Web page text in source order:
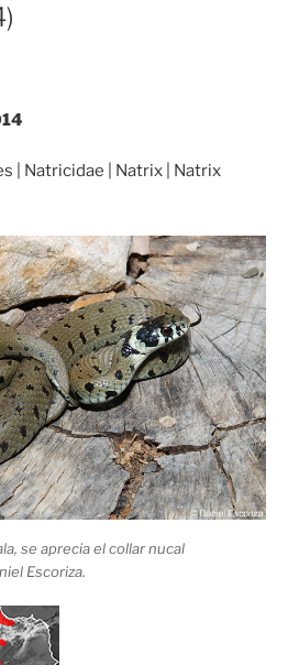
| Natricidae | Natrix | Natrix
se aprecia el collar nucal
Escoriza.